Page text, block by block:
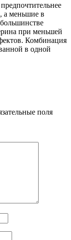
а меньшие в
при меньшей
Комбинация
в одной
поля